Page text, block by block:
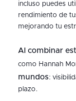
incluso puedes
rendimiento de
mejorando tu
Al combinar
como Hannah
mundos:
plazo.